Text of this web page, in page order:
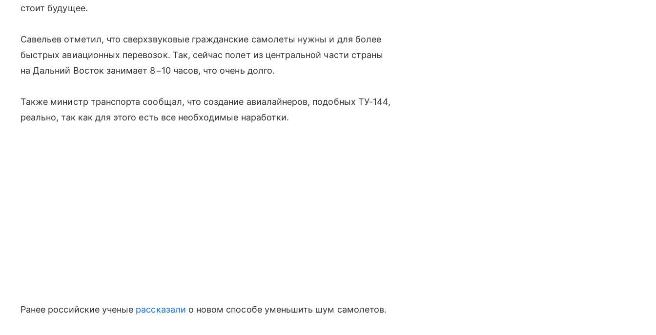
стоит будущее.
Савельев отметил, что сверхзвуковые гражданские самолеты нужны и для более
быстрых авиационных перевозок. Так, сейчас полет из центральной части страны
на Дальний Восток занимает 8−10 часов, что очень долго.
Также министр транспорта сообщал, что создание авиалайнеров, подобных ТУ-144,
реально, так как для этого есть все необходимые наработки.
Ранее российские ученые рассказали о новом способе уменьшить шум самолетов.